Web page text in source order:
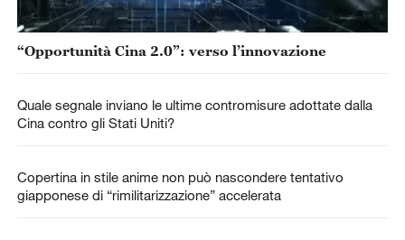
“Opportunità Cina 2.0”: verso l’innovazione
Quale segnale inviano le ultime contromisure adottate dalla
Cina contro gli Stati Uniti?
Copertina in stile anime non può nascondere tentativo
giapponese di “rimilitarizzazione” accelerata